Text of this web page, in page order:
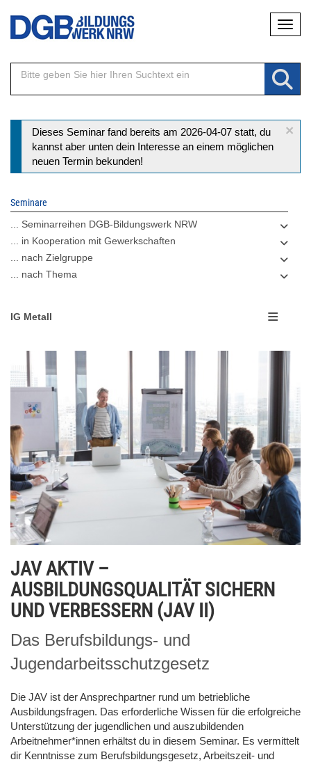
Direkt
Inhalt
×
Statusmeldung
Dieses Seminar fand bereits am 2026-04-07 statt, du
kannst aber unten dein Interesse an einem möglichen
neuen Termin bekunden!
Seminare
... Seminarreihen DGB-Bildungswerk NRW
... in Kooperation mit Gewerkschaften
... nach Zielgruppe
... nach Thema
IG Metall
JAV AKTIV –
AUSBILDUNGSQUALITÄT SICHERN
UND VERBESSERN (JAV II)
Das Berufsbildungs- und
Jugendarbeitsschutzgesetz
Die JAV ist der Ansprechpartner rund um betriebliche
Ausbildungsfragen. Das erforderliche Wissen für die erfolgreiche
Unterstützung der jugendlichen und auszubildenden
Arbeitnehmer*innen erhältst du in diesem Seminar. Es vermittelt
dir Kenntnisse zum Berufsbildungsgesetz, Arbeitszeit- und